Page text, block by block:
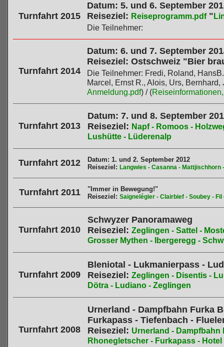
Turnfahrt 2015
Datum: 5. und 6. September
Reiseziel: Reiseprogramm.pdf"
Die Teilnehmer:
Turnfahrt 2014
Datum: 6. und 7. September
Reiseziel: Ostschweiz "Bier
Die Teilnehmer: Fredi, Roland,
Marcel, Ernst R., Alois, Urs, Bernhard,
Anmeldung.pdf) / (
Turnfahrt 2013
Datum: 7. und 8. September
Reiseziel: Napf - Romoos -
Lushütte - Lüderenalp
Turnfahrt 2012
Datum: 1. und 2. September 2012
Reiseziel: Langwies - Casanna - Mattjischhorn
Turnfahrt 2011
"Immer in Bewegung!"
Reiseziel: Saignelégier - Clairbief - Soubey -
Turnfahrt 2010
Schwyzer Panoramaweg
Reiseziel: Zeglingen - Sattel -
Grosser Mythen - Ibergeregg -
Turnfahrt 2009
Bleniotal - Lukmanierpass -
Reiseziel: Zeglingen - Disentis -
Dötra - Ludiano - Zeglingen
Turnfahrt 2008
Urnerland - Dampfbahn Furka
Furkapass - Tiefenbach -
Reiseziel: Urnerland - Dampfbahn
Rhonegletscher - Furkapass -